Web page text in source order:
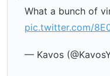
What a bunch of
pic.twitter.com/
— Kavos